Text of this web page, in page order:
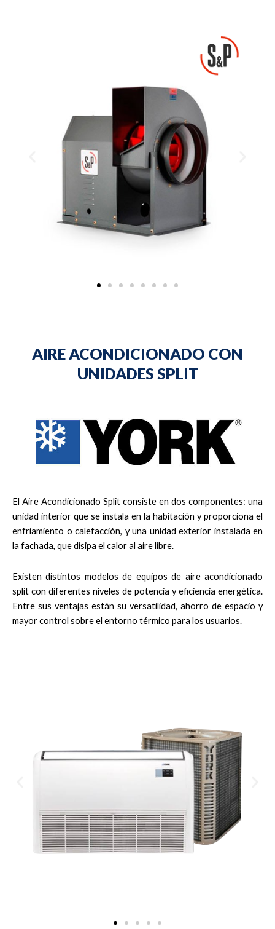
Previous
AIRE ACONDICIONADO CON
UNIDADES SPLIT
El Aire Acondicionado Split consiste en dos componentes: una
unidad interior que se instala en la habitación y proporciona el
enfriamiento o calefacción, y una unidad exterior instalada en
la fachada, que disipa el calor al aire libre.
Existen distintos modelos de equipos de aire acondicionado
split con diferentes niveles de potencia y eficiencia energética.
Entre sus ventajas están su versatilidad, ahorro de espacio y
mayor control sobre el entorno térmico para los usuarios.